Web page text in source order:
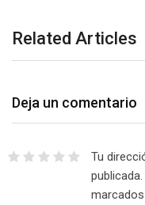
Related Articles
Deja un comentario
Tu
publicada.